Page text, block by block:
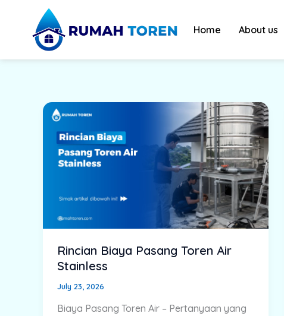
content
Home About us
Rincian Biaya Pasang Toren Air
Stainless
July 23, 2026
Biaya Pasang Toren Air – Pertanyaan yang